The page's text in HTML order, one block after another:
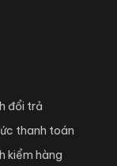
đổi trả
thanh toán
kiểm hàng